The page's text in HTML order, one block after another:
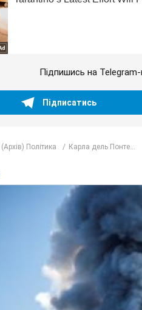
Підпишись на
Підписатись
(Архів) Політика Карла дель Понте...